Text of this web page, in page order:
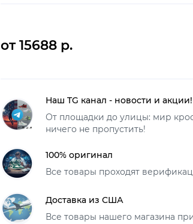
от 15688 р.
Наш TG канал - новости и акции!
От площадки до улицы: мир
ничего не пропустить!
100% оригинал
Все товары проходят
Доставка из США
Все товары нашего магазина